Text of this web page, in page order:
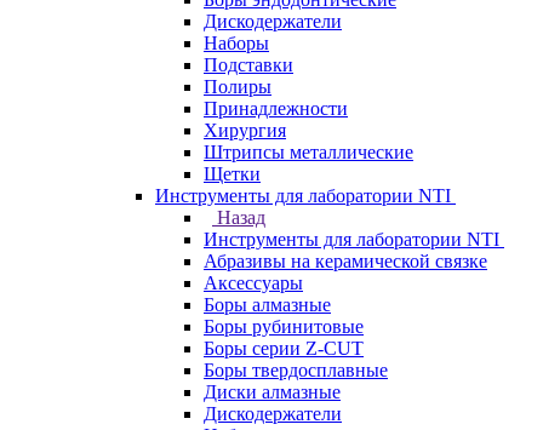
Дискодержатели
Наборы
Подставки
Полиры
Принадлежности
Хирургия
Штрипсы металлические
Щетки
Инструменты для лаборатории NTI
Назад
Инструменты для лаборатории NTI
Абразивы на керамической связке
Аксессуары
Боры алмазные
Боры рубинитовые
Боры серии Z-CUT
Боры твердосплавные
Диски алмазные
Дискодержатели